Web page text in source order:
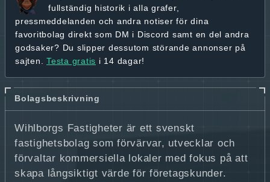
fullständig historik i alla grafer,
pressmeddelanden och andra notiser för dina
favoritbolag direkt som DM i Discord samt en del andra
godsaker? Du slipper dessutom störande annonser på
sajten. Testa gratis i 14 dagar!
Bolagsbeskrivning
Wihlborgs Fastigheter är ett svenskt
fastighetsbolag som förvärvar, utvecklar och
förvaltar kommersiella lokaler med fokus på att
skapa långsiktigt värde för företagskunder.